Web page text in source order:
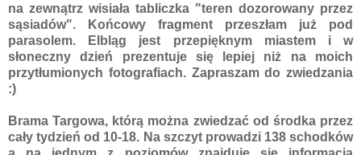
na zewnątrz wisiała tabliczka "teren dozorowany przez
sąsiadów". Końcowy fragment przeszłam już pod
parasolem. Elbląg jest przepięknym miastem i w
słoneczny dzień prezentuje się lepiej niż na moich
przytłumionych fotografiach. Zapraszam do zwiedzania
:)
Brama Targowa, którą można zwiedzać od środka przez
cały tydzień od 10-18. Na szczyt prowadzi 138 schodków